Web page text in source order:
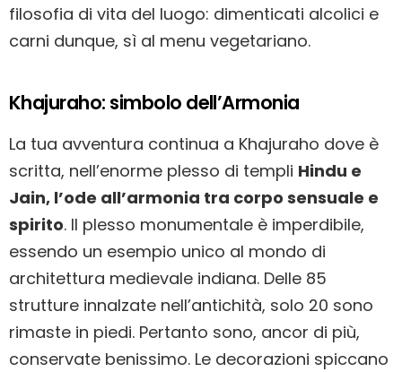
filosofia di vita del luogo: dimenticati alcolici e
carni dunque, sì al menu vegetariano.
Khajuraho: simbolo dell’Armonia
La tua avventura continua a Khajuraho dove è
scritta, nell’enorme plesso di templi Hindu e
Jain, l’ode all’armonia tra corpo sensuale e
spirito. Il plesso monumentale è imperdibile,
essendo un esempio unico al mondo di
architettura medievale indiana. Delle 85
strutture innalzate nell’antichità, solo 20 sono
rimaste in piedi. Pertanto sono, ancor di più,
conservate benissimo. Le decorazioni spiccano